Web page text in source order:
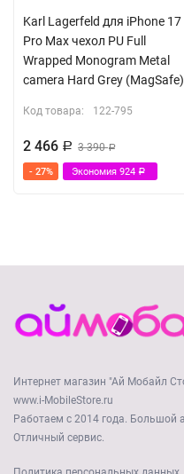
Karl Lagerfeld для iPhone 17
Pro Max чехол PU Full
Wrapped Monogram Metal
camera Hard Grey (MagSafe)
Код товара: 122-795
2 466 Р 3 390Р
- 27% Экономия 924 Р
Интернет магазин "Ай Мобайл
www.i-MobileStore.ru
Работаем с 2014 года. Большой
Отличный сервис.